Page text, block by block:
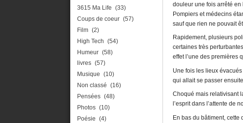
douleur une fois arrêté en
Pompiers et médecins
sauf que rien ne pouvait
Rapidement, plusieurs
certaines très
effet l’une des premières
Une fois les lieux
qui allait se passer
Choqué mais relativisant
l’esprit dans l’attente de
En bas du bâtiment,
3615 Ma Life (33)
Coups de coeur (57)
Film (2)
High Tech (54)
Humeur (58)
livres (57)
Musique (10)
Non classé (16)
Pensées (48)
Photos (10)
Poésie (4)